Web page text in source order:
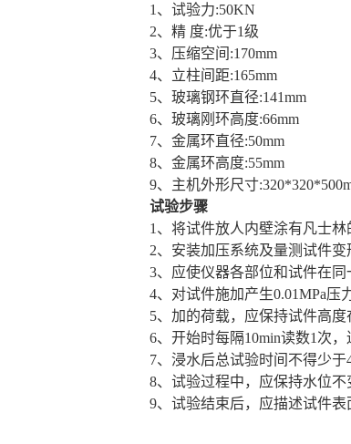
1、试验力:50KN
2、精 度:优于1级
3、压缩空间:170mm
4、立柱间距:165mm
5、玻璃钢环直径:141mm
6、玻璃刚环高度:66mm
7、金属环直径:50mm
8、金属环高度:55mm
9、主机外形尺寸
试验步骤
1、将试件放人内壁涂有凡士
2、安装加压系统及量测试件变
3、应使仪器各部位和试件在同
4、对试件施加产生0.01MPa压
5、加的荷载，应保持试件高度
6、开始时每隔10min读数1次
7、浸水后总试验时间不得少于
8、试验过程中，应保持水位
9、试验结束后，应描述试件